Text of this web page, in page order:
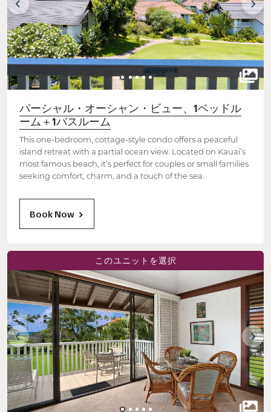
パーシャル・オーシャン・ビュー、1ベッドル
ーム＋1バスルーム
This one-bedroom, cottage-style condo offers a peaceful
island retreat with a partial ocean view. Located on Kauai’s
most famous beach, it’s perfect for couples or small families
seeking comfort, charm, and a touch of the sea.
Book Now
このユニットを選択